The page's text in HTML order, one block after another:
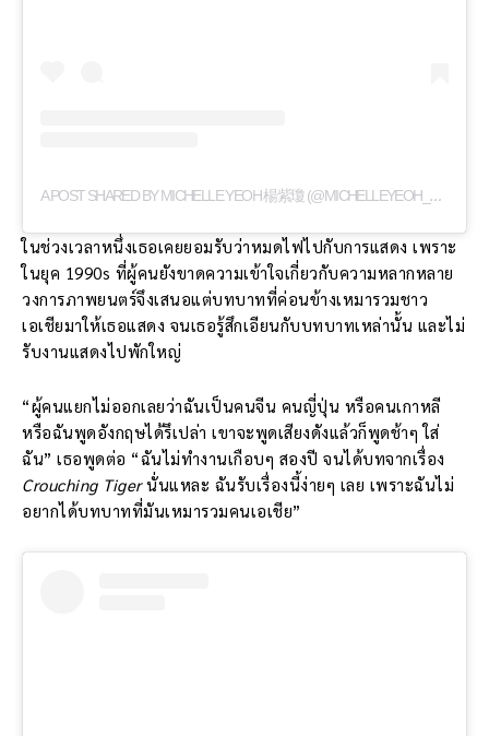
A
POST SHARED BY MICHELLE YEOH 楊紫瓊 (@MICHELLEYEOH_OFFICIAL)
ในช่วงเวลาหนึ่งเธอเคยยอมรับว่าหมดไฟไปกับการแสดง เพราะ
ในยุค 1990s ที่ผู้คนยังขาดความเข้าใจเกี่ยวกับความหลากหลาย
วงการภาพยนตร์จึงเสนอแต่บทบาทที่ค่อนข้างเหมารวมชาว
เอเชียมาให้เธอแสดง จนเธอรู้สึกเอียนกับบทบาทเหล่านั้น และไม่
รับงานแสดงไปพักใหญ่
“ผู้คนแยกไม่ออกเลยว่าฉันเป็นคนจีน คนญี่ปุ่น หรือคนเกาหลี
หรือฉันพูดอังกฤษได้รึเปล่า เขาจะพูดเสียงดังแล้วก็พูดช้าๆ ใส่
ฉัน” เธอพูดต่อ “ฉันไม่ทำงานเกือบๆ สองปี จนได้บทจากเรื่อง
Crouching Tigerนั่นแหละ ฉันรับเรื่องนี้ง่ายๆ เลย เพราะฉันไม่
อยากได้บทบาทที่มันเหมารวมคนเอเชีย”